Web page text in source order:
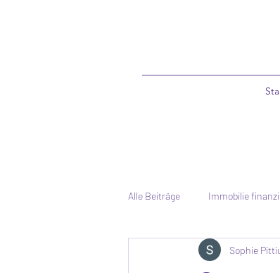
Alle Beiträge Immobilie
Mallorca & Sophie